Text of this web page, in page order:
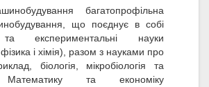
багатопрофільна
що поєднує в собі
експериментальні науки
і хімія), разом з науками про
біологія, мікробіологія та
Математику та економіку